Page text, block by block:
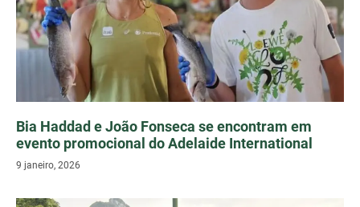
Bia Haddad e João Fonseca se encontram em
evento promocional do Adelaide International
9 janeiro, 2026